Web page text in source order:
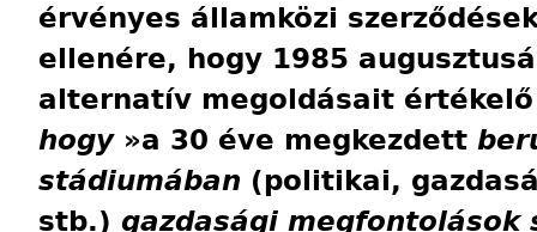
érvényes államközi
ellenére, hogy 1985
alternatív megoldásait
hogy »a 30 éve megkezdett
stádiumában (politikai,
stb.) gazdasági megfontolások